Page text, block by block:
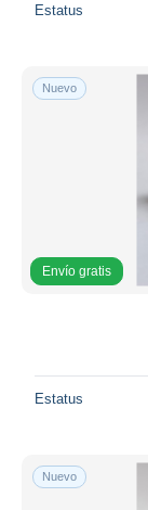
Estatus
Nuevo
Envío gratis
Estatus
Nuevo